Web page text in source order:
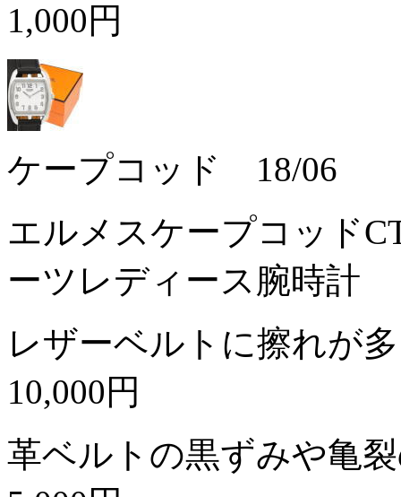
1,000円
ケープコッド 18/06
エルメスケープコッド
ーツレディース腕時計
レザーベルトに擦れが
10,000円
革ベルトの黒ずみや亀